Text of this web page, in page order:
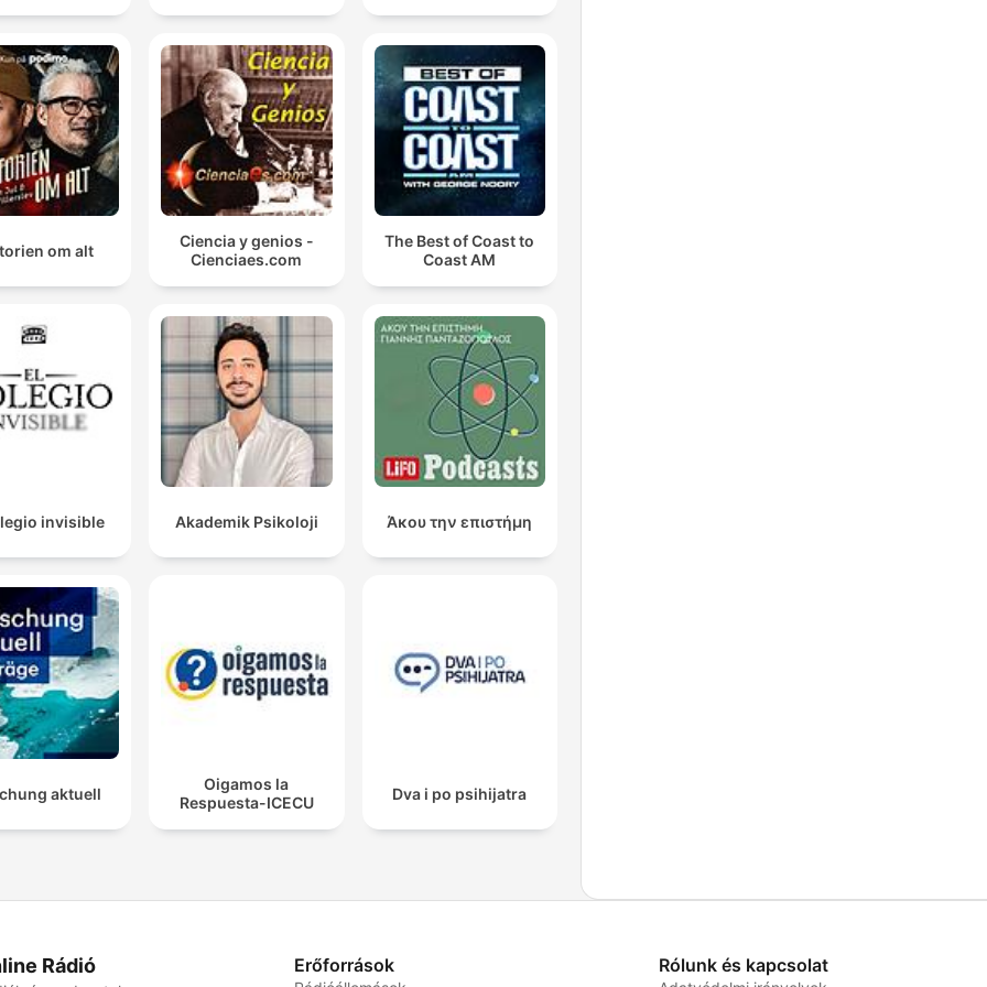
om alt
Ciencia y genios -
Cienciaes.com
The Best of Coast to
Coast AM
invisible Akademik Psikoloji Άκου την επιστήμη
aktuell
Oigamos la
Respuesta-ICECU
Dva i po psihijatra
Rádió Erőforrások Rólunk és kapcsolat